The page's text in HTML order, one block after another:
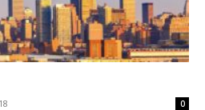
0